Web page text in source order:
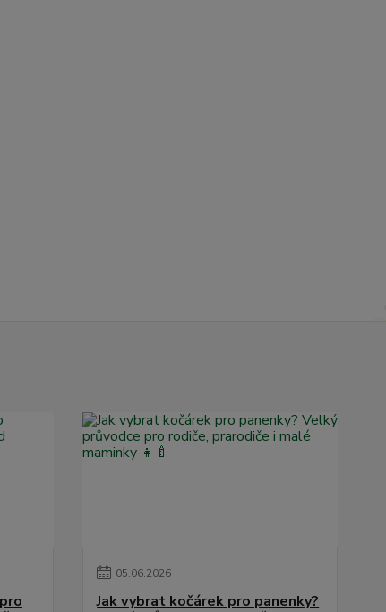
05.06.2026
Jak vybrat kočárek pro panenky?